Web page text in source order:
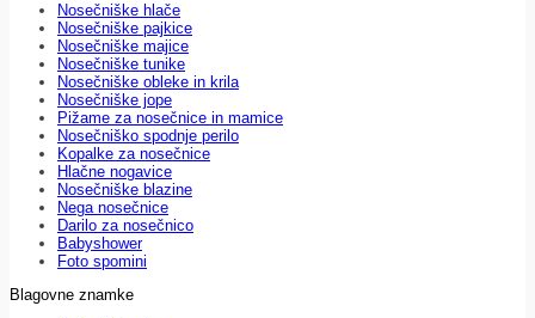
Nosečniške hlače
Nosečniške pajkice
Nosečniške majice
Nosečniške tunike
Nosečniške obleke in krila
Nosečniške jope
Pižame za nosečnice in mamice
Nosečniško spodnje perilo
Kopalke za nosečnice
Hlačne nogavice
Nosečniške blazine
Nega nosečnice
Darilo za nosečnico
Babyshower
Foto spomini
Blagovne znamke